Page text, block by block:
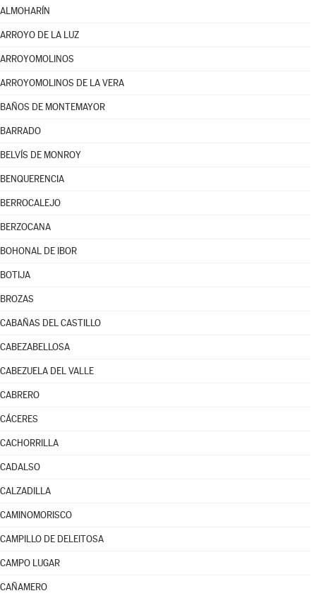
ALMOHARÍN
ARROYO DE LA LUZ
ARROYOMOLINOS
ARROYOMOLINOS DE LA VERA
BAÑOS DE MONTEMAYOR
BARRADO
BELVÍS DE MONROY
BENQUERENCIA
BERROCALEJO
BERZOCANA
BOHONAL DE IBOR
BOTIJA
BROZAS
CABAÑAS DEL CASTILLO
CABEZABELLOSA
CABEZUELA DEL VALLE
CABRERO
CÁCERES
CACHORRILLA
CADALSO
CALZADILLA
CAMINOMORISCO
CAMPILLO DE DELEITOSA
CAMPO LUGAR
CAÑAMERO